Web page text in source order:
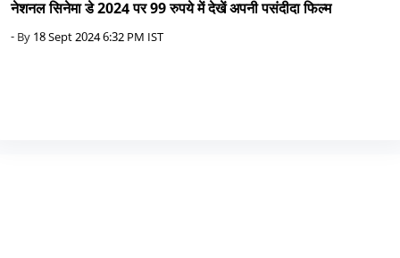
नेशनल सिनेमा डे 2024 पर 99 रुपये में देखें अपनी पसंदीदा फिल्म
- By 18 Sept 2024 6:32 PM IST